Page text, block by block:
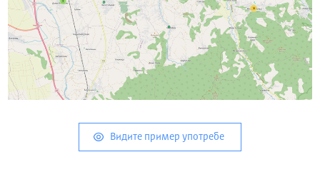
Видите пример употребе